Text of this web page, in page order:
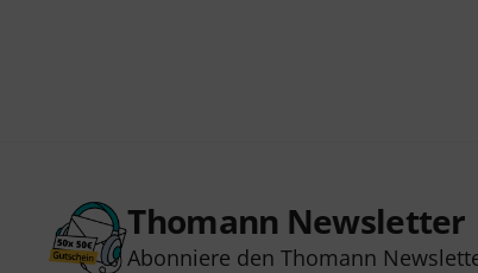
Thomann Newsletter
Abonniere den Thomann